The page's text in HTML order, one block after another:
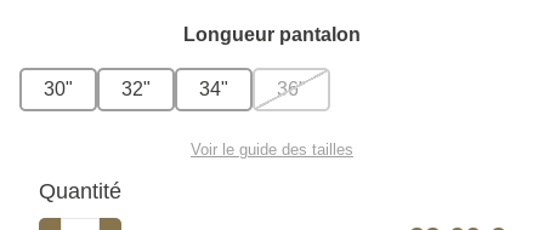
Longueur pantalon
30" 32" 34" 36"
Voir le guide des tailles
Quantité